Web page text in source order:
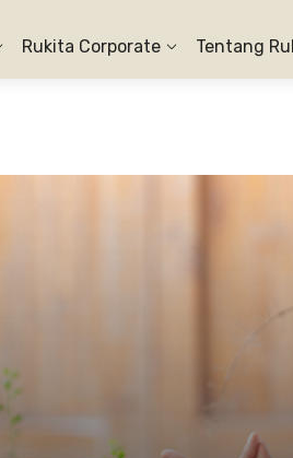
Rukita Corporate Tentang